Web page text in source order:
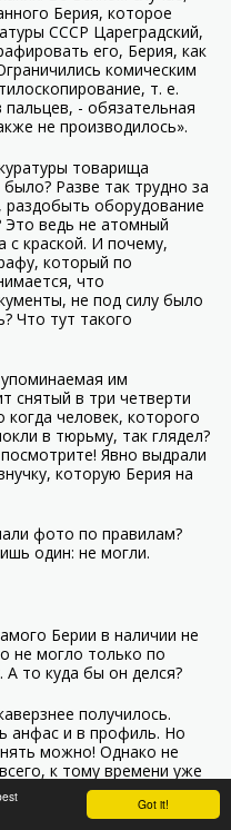
Got it!
Берия, которое
СССР Цареградский,
его, Берия, как
комическим
т. е.
- обязательная
не производилось».
товарища
Разве так трудно за
раздобыть оборудование
Это ведь не атомный
с краской. И почему,
который по
что
не под силу было
Что тут такого
им
снятый в три четверти
человек, которого
в тюрьму, так глядел?
Явно выдрали
которую Берия на
фото по правилам?
один: не могли.
Берии в наличии не
не могло только по
то куда бы он делся?
получилось.
анфас и в профиль. Но
можно! Однако не
к тому времени уже
оно нам еще